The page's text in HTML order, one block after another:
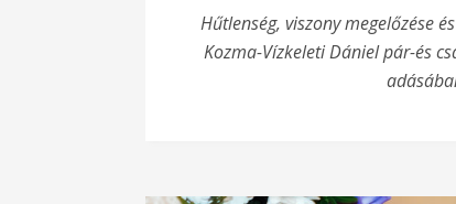
Hűtlenség, viszony megelőzése
Kozma-Vízkeleti Dániel pár-és